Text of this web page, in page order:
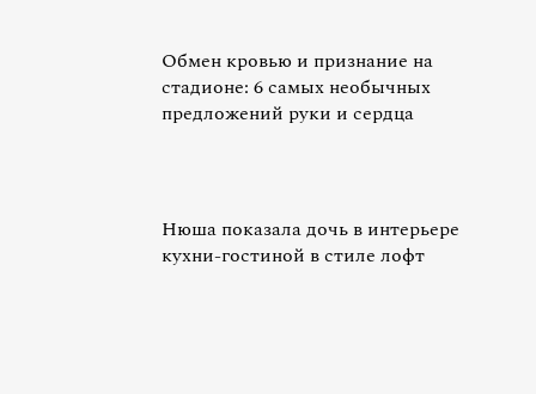
Обмен кровью и признание на
стадионе: 6 самых необычных
предложений руки и сердца
Нюша показала дочь в интерьере
кухни-гостиной в стиле лофт